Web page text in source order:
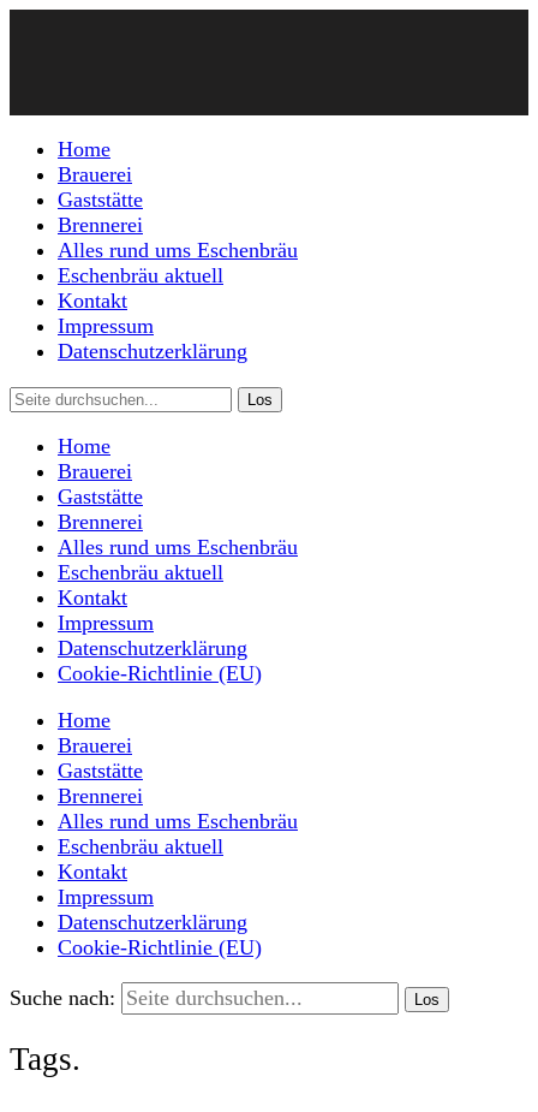
Home
Brauerei
Gaststätte
Brennerei
Alles rund ums Eschenbräu
Eschenbräu aktuell
Kontakt
Impressum
Datenschutzerklärung
Home
Brauerei
Gaststätte
Brennerei
Alles rund ums Eschenbräu
Eschenbräu aktuell
Kontakt
Impressum
Datenschutzerklärung
Cookie-Richtlinie (EU)
Home
Brauerei
Gaststätte
Brennerei
Alles rund ums Eschenbräu
Eschenbräu aktuell
Kontakt
Impressum
Datenschutzerklärung
Cookie-Richtlinie (EU)
Suche nach:
Tags.